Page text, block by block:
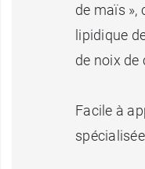
de maïs »,
lipidique
de noix
Facile à